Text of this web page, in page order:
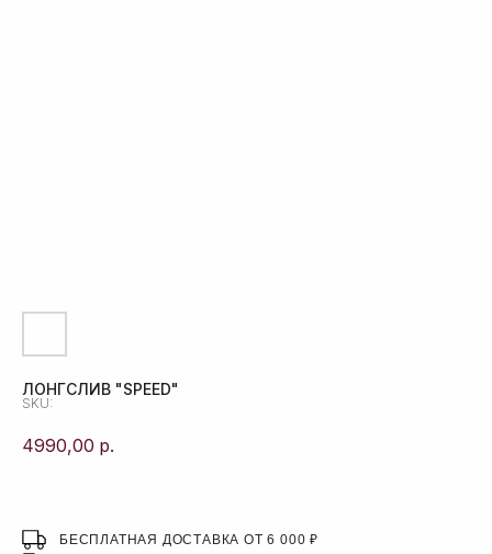
ЛОНГСЛИВ "SPEED"
SKU:
4990,00 р.
БЕСПЛАТНАЯ ДОСТАВКА ОТ 6 000 ₽